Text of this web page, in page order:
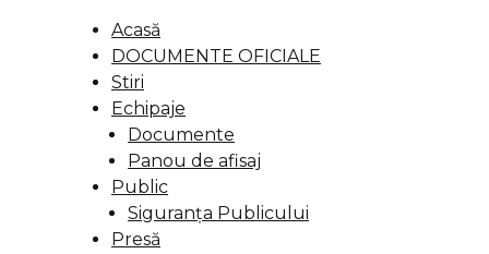
Acasă
DOCUMENTE OFICIALE
Stiri
Echipaje
Documente
Panou de afisaj
Public
Siguranța Publicului
Presă